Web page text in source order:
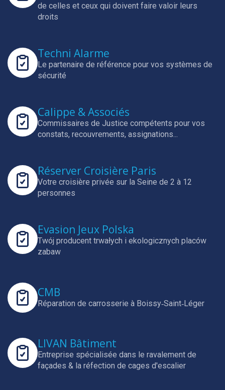
de celles et ceux qui doivent faire valoir leurs
droits
Techni Alarme
Le partenaire de référence pour vos systèmes de
sécurité
Calippe & Associés
Commissaires de Justice compétents pour vos
constats, recouvrements, assignations...
Réserver Croisière Paris
Votre croisière privée sur la Seine de 2 à 12
personnes
Evasion Jeux Polska
Twój producent trwałych i ekologicznych placów
zabaw
CMB
Réparation de carrosserie à Boissy‑Saint‑Léger
LIVAN Bâtiment
Entreprise spécialisée dans le ravalement de
façades & la réfection de cages d'escalier